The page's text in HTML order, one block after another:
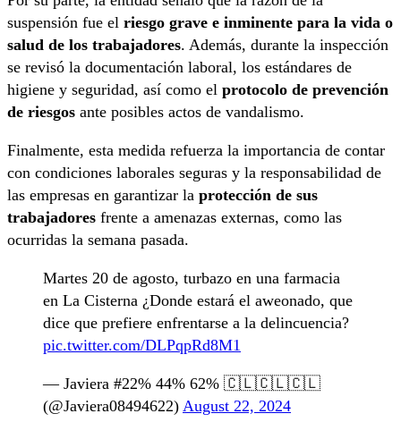
suspensión fue el riesgo grave e inminente para la vida o
salud de los trabajadores. Además, durante la inspección
se revisó la documentación laboral, los estándares de
higiene y seguridad, así como el protocolo de prevención
de riesgos ante posibles actos de vandalismo.
Finalmente, esta medida refuerza la importancia de contar
con condiciones laborales seguras y la responsabilidad de
las empresas en garantizar la protección de sus
trabajadores frente a amenazas externas, como las
ocurridas la semana pasada.
Martes 20 de agosto, turbazo en una farmacia
en La Cisterna ¿Donde estará el aweonado, que
dice que prefiere enfrentarse a la delincuencia?
pic.twitter.com/DLPqpRd8M1
— Javiera #22% 44% 62% 🇨🇱🇨🇱🇨🇱
(@Javiera08494622) August 22, 2024